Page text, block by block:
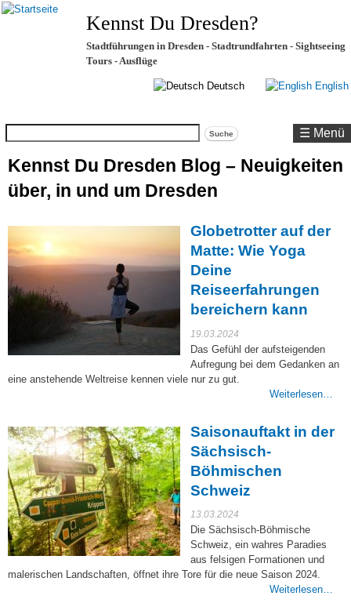
Kennst Du Dresden?
Stadtführungen in Dresden - Stadtrundfahrten - Sightseeing
Tours - Ausflüge
Deutsch English
☰ Menü
Kennst Du Dresden Blog – Neuigkeiten
über, in und um Dresden
Globetrotter auf der
Matte: Wie Yoga
Deine
Reiseerfahrungen
bereichern kann
19.03.2024
Das Gefühl der aufsteigenden
Aufregung bei dem Gedanken an
eine anstehende Weltreise kennen viele nur zu gut.
Weiterlesen…
Saisonauftakt in der
Sächsisch-
Böhmischen
Schweiz
13.03.2024
Die Sächsisch-Böhmische
Schweiz, ein wahres Paradies
aus felsigen Formationen und
malerischen Landschaften, öffnet ihre Tore für die neue Saison 2024.
Weiterlesen…